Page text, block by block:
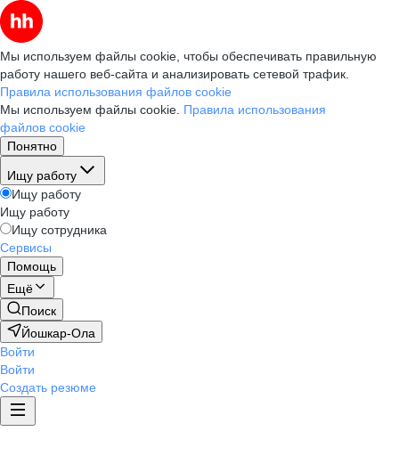
Мы используем файлы cookie, чтобы обеспечивать правильную
работу нашего веб-сайта и анализировать сетевой трафик.
Правила использования файлов cookie
Мы используем файлы cookie. Правила использования
файлов cookie
Понятно
Ищу работу
Ищу работу
Ищу работу
Ищу сотрудника
Сервисы
Помощь
Ещё
Поиск
Йошкар-Ола
Войти
Войти
Создать резюме